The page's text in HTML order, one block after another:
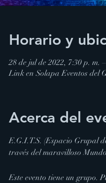
Horario y
28 de jul de 2022, 7:30 p. m.
Link en Solapa Eventos del
Acerca del
E.G.I.T.S. (Espacio Grupal
través del maravilloso
Este evento tiene un grupo.